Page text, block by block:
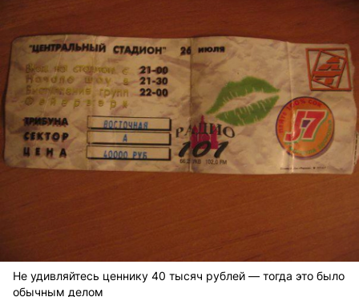
Не удивляйтесь ценнику 40 тысяч рублей — тогда это было
обычным делом